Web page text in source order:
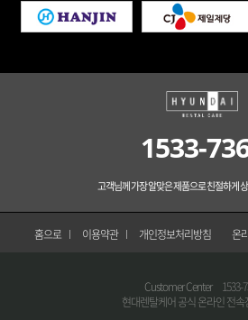
1533-
고객님께 가장 알맞은 제품으로 친절하게
홈으로 이용약관 개인정보처리방침 온
Customer Center 1533-
현대렌탈케어 공식 온라인 전속